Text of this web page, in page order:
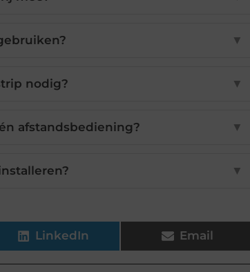
▼
nodig? ▼
afstandsbediening? ▼
▼
LinkedIn Email